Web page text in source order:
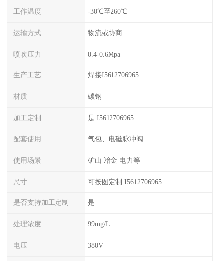
工作温度 -30℃至260℃
运输方式 物流或协商
喷吹压力 0.4-0.6Mpa
生产工艺 焊接I5612706965
材质 碳钢
加工定制 是 I5612706965
配套使用 气包、电磁脉冲阀
使用场景 矿山 冶金 电力等
尺寸 可按图定制 I5612706965
是否支持加工定制 是
处理浓度 99mg/L
电压 380V